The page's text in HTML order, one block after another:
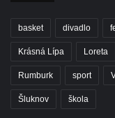
basket divadlo
Krásná Lípa Loreta
Rumburk sport
Šluknov škola